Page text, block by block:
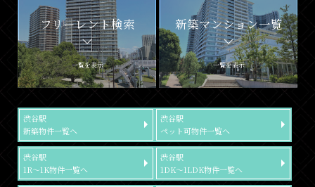
フリーレント検索
一覧を表示
新築マンション一覧
一覧を表示
渋谷駅
新築物件一覧へ
渋谷駅
ペット可物件一覧へ
渋谷駅
1R～1K物件一覧へ
渋谷駅
1DK～1LDK物件一覧へ